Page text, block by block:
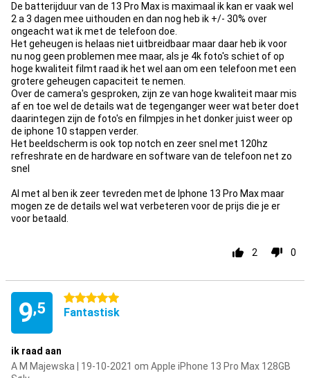
De batterijduur van de 13 Pro Max is maximaal ik kan er vaak wel
2 a 3 dagen mee uithouden en dan nog heb ik +/- 30% over
ongeacht wat ik met de telefoon doe.
Het geheugen is helaas niet uitbreidbaar maar daar heb ik voor
nu nog geen problemen mee maar, als je 4k foto's schiet of op
hoge kwaliteit filmt raad ik het wel aan om een telefoon met een
grotere geheugen capaciteit te nemen.
Over de camera's gesproken, zijn ze van hoge kwaliteit maar mis
af en toe wel de details wat de tegenganger weer wat beter doet
daarintegen zijn de foto's en filmpjes in het donker juist weer op
de iphone 10 stappen verder.
Het beeldscherm is ook top notch en zeer snel met 120hz
refreshrate en de hardware en software van de telefoon net zo
snel
Al met al ben ik zeer tevreden met de Iphone 13 Pro Max maar
mogen ze de details wel wat verbeteren voor de prijs die je er
voor betaald.
2 0
9,5
5 stjerner
Fantastisk
ik raad aan
A M Majewska | 19-10-2021 om Apple iPhone 13 Pro Max 128GB